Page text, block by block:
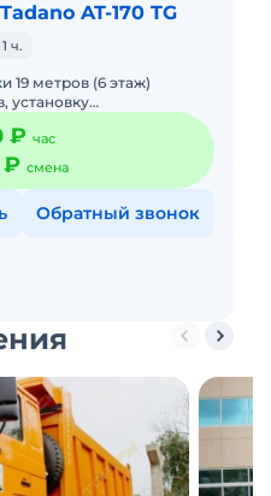
AT-170 TG
ч.
19 метров (6 этаж)
установку
рекламы и др
₽ час
₽ смена
Обратный звонок